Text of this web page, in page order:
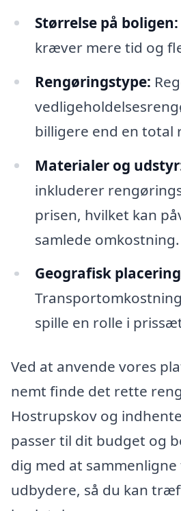
Størrelse på boligen:
kræver mere tid og
Rengøringstype:
billigere end en total
Materialer og
inkluderer
prisen, hvilket kan
samlede omkostning.
Geografisk
spille en rolle i
Ved at anvende vores
nemt finde det rette
Hostrupskov og
passer til dit budget og
dig med at
udbydere, så du kan